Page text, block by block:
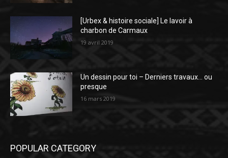
[Urbex & histoire sociale] Le lavoir à
charbon de Carmaux
19 avril 2019
Un dessin pour toi – Derniers travaux… ou
presque
16 mars 2019
POPULAR CATEGORY